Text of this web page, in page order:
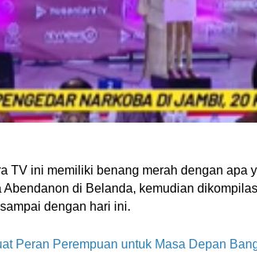
ini memiliki benang merah dengan apa
di Belanda, kemudian
dengan hari ini.
Peran Perempuan untuk Masa Depan